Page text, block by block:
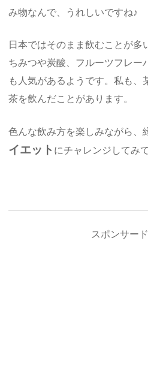
み物なんで、うれしいですね♪
日本ではそのまま飲むことが多
ちみつや炭酸、フルーツフレー
も人気があるようです。私も、
茶を飲んだことがあります。
色んな飲み方を楽しみながら、
イエット にチャレンジしてみ
スポンサー